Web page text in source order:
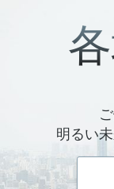
明るい